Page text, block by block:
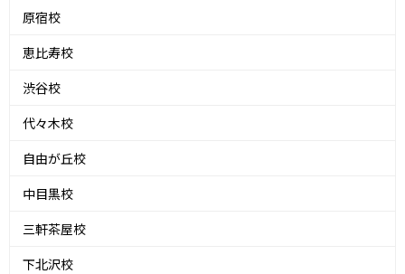
原宿校
恵比寿校
渋谷校
代々木校
自由が丘校
中目黒校
三軒茶屋校
下北沢校